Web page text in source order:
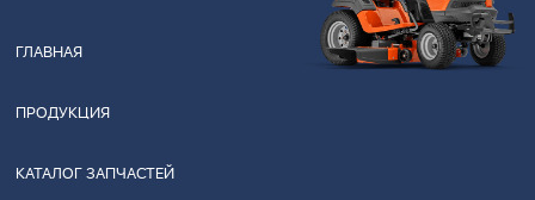
ГЛАВНАЯ
ПРОДУКЦИЯ
КАТАЛОГ ЗАПЧАСТЕЙ